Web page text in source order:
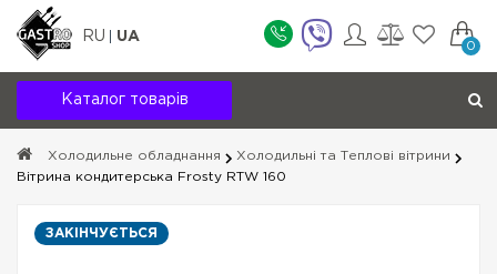
RU UA
0
Каталог товарів
Холодильне обладнання
Холодильні та Теплові вітрини
Вітрина кондитерська Frosty RTW 160
ЗАКІНЧУЄТЬСЯ